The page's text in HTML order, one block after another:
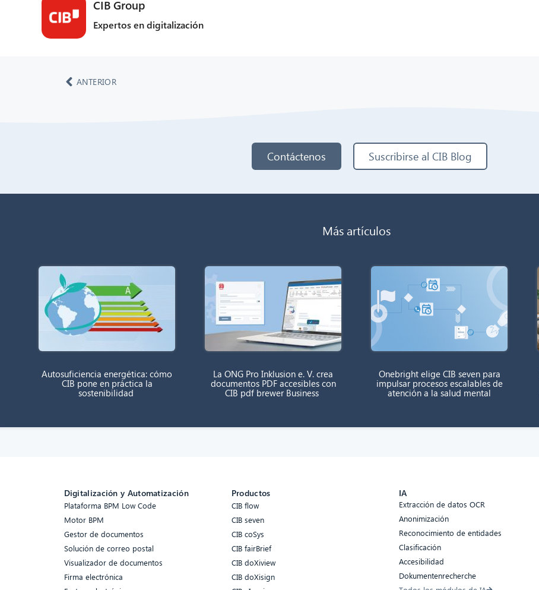
CIB Group
Expertos en digitalización
ANTERIOR
Contáctenos Suscribirse al CIB Blog
Más artículos
Autosuficiencia energética: cómo
CIB pone en práctica la
sostenibilidad
La ONG Pro Inklusion e. V. crea
documentos PDF accesibles con
CIB pdf brewer Business
Onebright elige CIB seven para
impulsar procesos escalables de
atención a la salud mental
Digitalización y Automatización
Plataforma BPM Low Code
Motor BPM
Gestor de documentos
Solución de correo postal
Visualizador de documentos
Firma electrónica
Productos
CIB flow
CIB seven
CIB coSys
CIB fairBrief
CIB doXiview
CIB doXisign
IA
Extracción de datos OCR
Anonimización
Reconocimiento de entidades
Clasificación
Accesibilidad
Dokumentenrecherche